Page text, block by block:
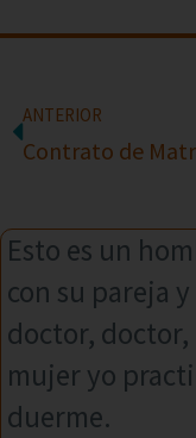
ANTERIOR
Contrato de
Esto es un
con su pareja
doctor, doctor,
mujer yo
duerme.